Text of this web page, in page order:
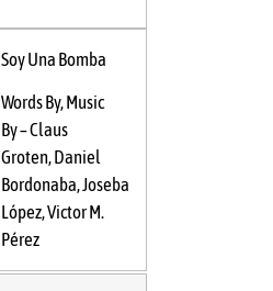
Soy Una Bomba
Words By, Music
By –Claus
Groten,Daniel
Bordonaba,Joseba
López,Victor M.
Pérez